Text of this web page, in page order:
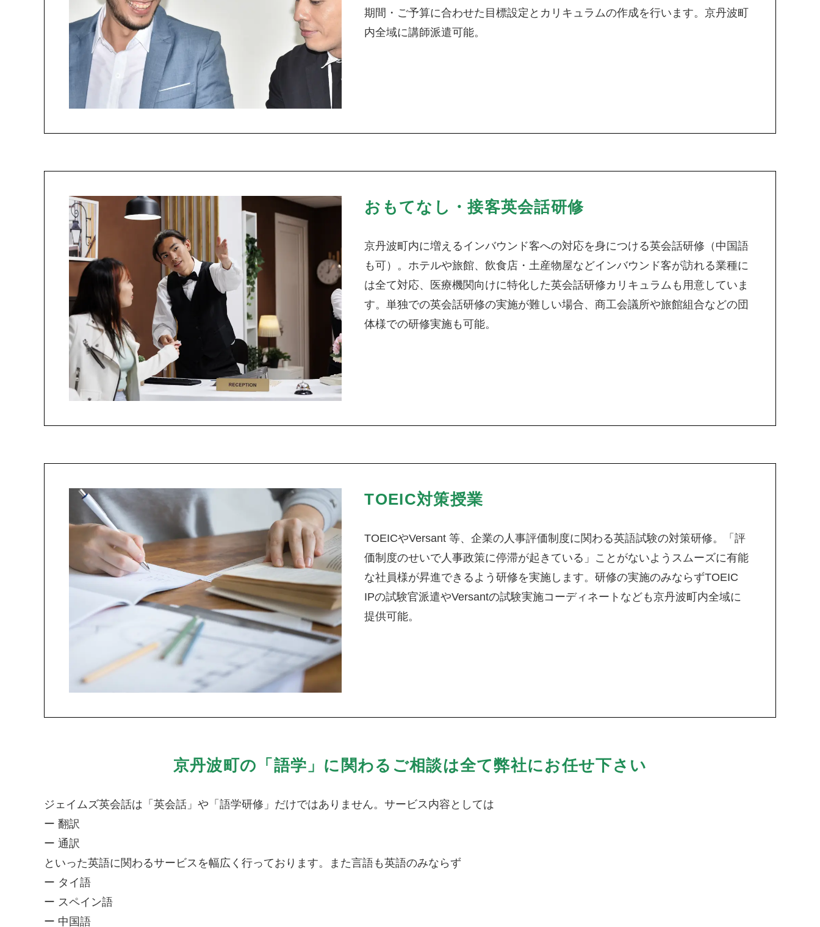
期間・ご予算に合わせた目標設定とカリキュラムの作成を行います。京丹波町
内全域に講師派遣可能。
おもてなし・接客英会話研修
京丹波町内に増えるインバウンド客への対応を身につける英会話研修（中国語
も可）。ホテルや旅館、飲食店・土産物屋などインバウンド客が訪れる業種に
は全て対応、医療機関向けに特化した英会話研修カリキュラムも用意していま
す。単独での英会話研修の実施が難しい場合、商工会議所や旅館組合などの団
体様での研修実施も可能。
TOEIC対策授業
TOEICやVersant 等、企業の人事評価制度に関わる英語試験の対策研修。「評
価制度のせいで人事政策に停滞が起きている」ことがないようスムーズに有能
な社員様が昇進できるよう研修を実施します。研修の実施のみならずTOEIC
IPの試験官派遣やVersantの試験実施コーディネートなども京丹波町内全域に
提供可能。
京丹波町の「語学」に関わるご相談は全て弊社にお任せ下さい
ジェイムズ英会話は「英会話」や「語学研修」だけではありません。サービス内容としては
ー 翻訳
ー 通訳
といった英語に関わるサービスを幅広く行っております。また言語も英語のみならず
ー タイ語
ー スペイン語
ー 中国語